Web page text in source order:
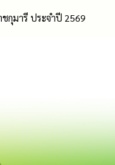
กุมารี ประจำปี 2569